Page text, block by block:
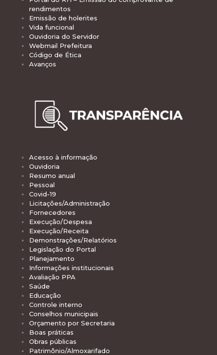
rendimentos
Emissão de holerites
Vida funcional
Ouvidoria do Servidor
Webmail Prefeitura
Código de Ética
Avanços
Acesso à informação
Ouvidoria
Resumo anual
Pessoal
Covid-19
Licitações/Administração
Fornecedores
Execução/Despesa
Execução/Receita
Demonstrações/Relatórios
Legislação do Portal
Planejamento
Informações institucionais
Avaliação PPA
Saúde
Educação
Controle interno
Conselhos municipais
Orçamento por Secretaria
Boas práticas
Obras públicas
Patrimônio/Almoxarifado